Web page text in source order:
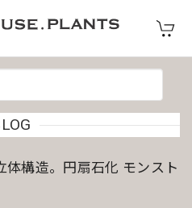
体構造。円扇石化 モンスト